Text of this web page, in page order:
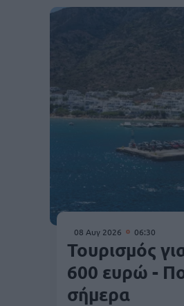
08 Αυγ 2026 06:30
Τουρισμός
600 ευρώ -
σήμερα